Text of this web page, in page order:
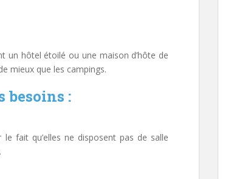
un hôtel étoilé ou une maison d’hôte de
mieux que les campings.
besoins :
fait qu’elles ne disposent pas de salle